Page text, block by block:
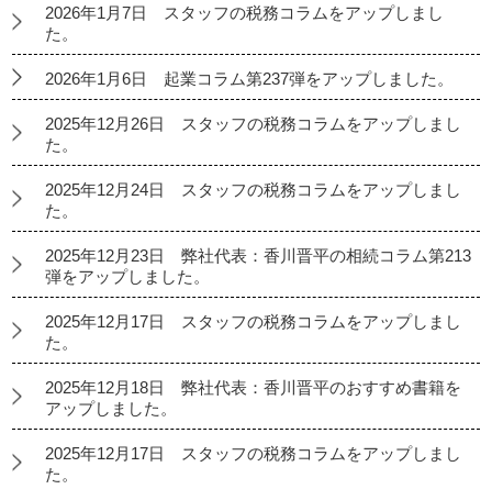
2026年1月7日 スタッフの税務コラムをアップしまし
た。
2026年1月6日 起業コラム第237弾をアップしました。
2025年12月26日 スタッフの税務コラムをアップしまし
た。
2025年12月24日 スタッフの税務コラムをアップしまし
た。
2025年12月23日 弊社代表：香川晋平の相続コラム第213
弾をアップしました。
2025年12月17日 スタッフの税務コラムをアップしまし
た。
2025年12月18日 弊社代表：香川晋平のおすすめ書籍を
アップしました。
2025年12月17日 スタッフの税務コラムをアップしまし
た。